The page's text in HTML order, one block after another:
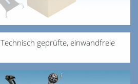
geprüfte, einwandfreie